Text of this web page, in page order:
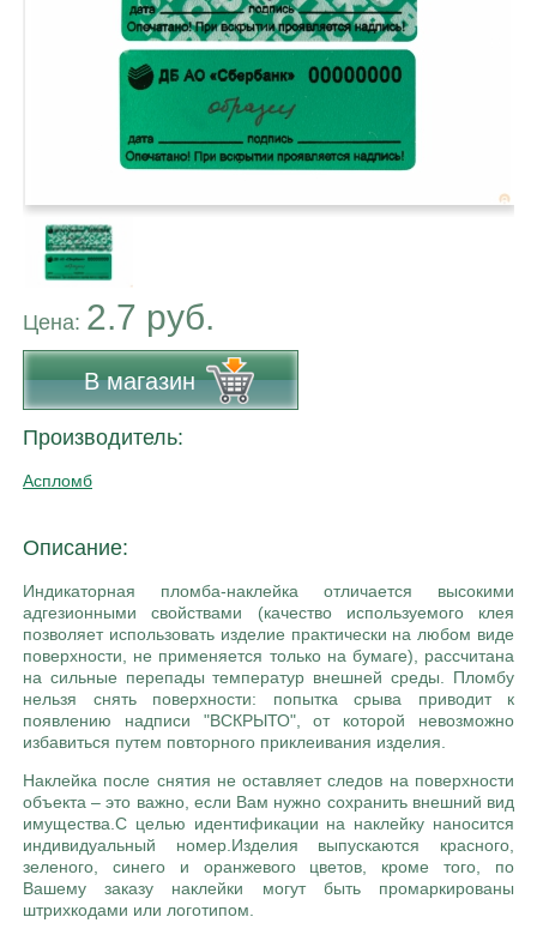
Цена: 2.7 руб.
В магазин
Производитель:
Аспломб
Описание:
Индикаторная пломба-наклейка отличается высокими
адгезионными свойствами (качество используемого клея
позволяет использовать изделие практически на любом виде
поверхности, не применяется только на бумаге), рассчитана
на сильные перепады температур внешней среды. Пломбу
нельзя снять поверхности: попытка срыва приводит к
появлению надписи "ВСКРЫТО", от которой невозможно
избавиться путем повторного приклеивания изделия.
Наклейка после снятия не оставляет следов на поверхности
объекта – это важно, если Вам нужно сохранить внешний вид
имущества.С целью идентификации на наклейку наносится
индивидуальный номер.Изделия выпускаются красного,
зеленого, синего и оранжевого цветов, кроме того, по
Вашему заказу наклейки могут быть промаркированы
штрихкодами или логотипом.